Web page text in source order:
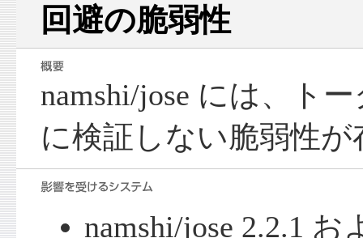
回避の脆弱性
namshi/jose には、ト
に検証しない脆弱性
namshi/jose 2.2.1